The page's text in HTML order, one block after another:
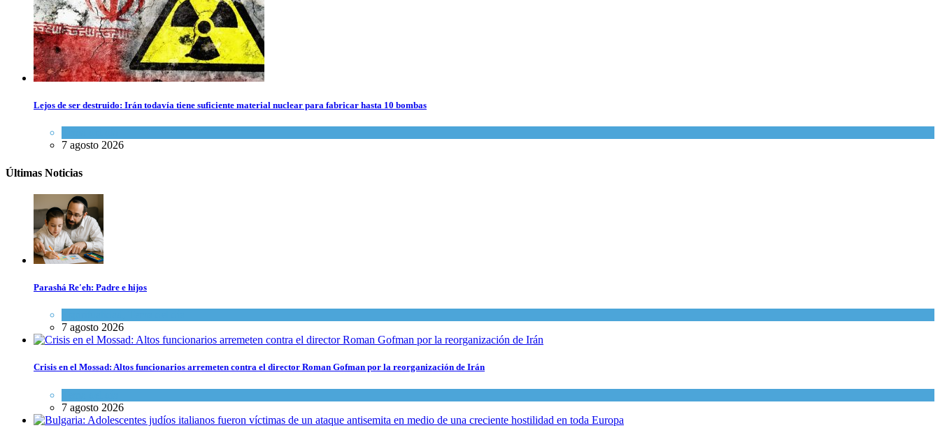
Lejos de ser destruido: Irán todavía tiene suficiente material nuclear para fabricar hasta 10 bombas
7 agosto 2026
Últimas Noticias
Parashá Re'eh: Padre e hijos
7 agosto 2026
Crisis en el Mossad: Altos funcionarios arremeten contra el director Roman Gofman por la reorganización de Irán
7 agosto 2026